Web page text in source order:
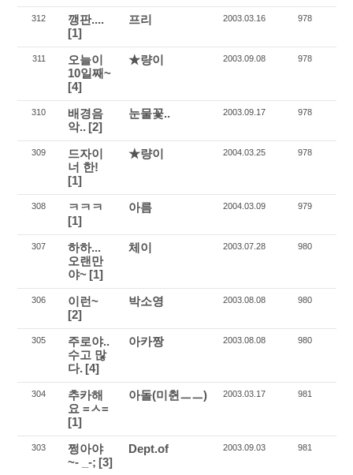
312
깽판....
[1]
프리 2003.03.16 978
311
오늘이
10일째~
[4]
★량이 2003.09.08 978
310
배경음
악.. [2]
눈물꽃.. 2003.09.17 978
309
드자이
너 한!
[1]
★량이 2004.03.25 978
308
ㅋㅋㅋ
[1]
아름 2004.03.09 979
307
하하...
오랜만
야~ [1]
체이 2003.07.28 980
306
이런~
[2]
박소영 2003.08.08 980
305
주로야..
수고 많
다. [4]
아카짱 2003.08.08 980
304
추카해
요 =ㅅ=
[1]
아돌(미췬ㅡㅡ) 2003.03.17 981
303
쩡아야
~- _-; [3]
Dept.of 2003.09.03 981